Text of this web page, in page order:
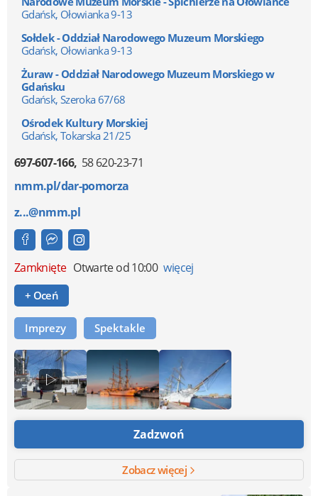
Gdańsk, Ołowianka 9-13
Sołdek - Oddział Narodowego Muzeum Morskiego
Gdańsk, Ołowianka 9-13
Żuraw - Oddział Narodowego Muzeum Morskiego w
Gdańsku
Gdańsk, Szeroka 67/68
Ośrodek Kultury Morskiej
Gdańsk, Tokarska 21/25
697-607-166 58 620-23-71
nmm.pl/dar-pomorza
z...@nmm.pl
Zamknięte Otwarte od 10:00 więcej
+ Oceń
Imprezy Spektakle
Zadzwoń
Zobacz więcej